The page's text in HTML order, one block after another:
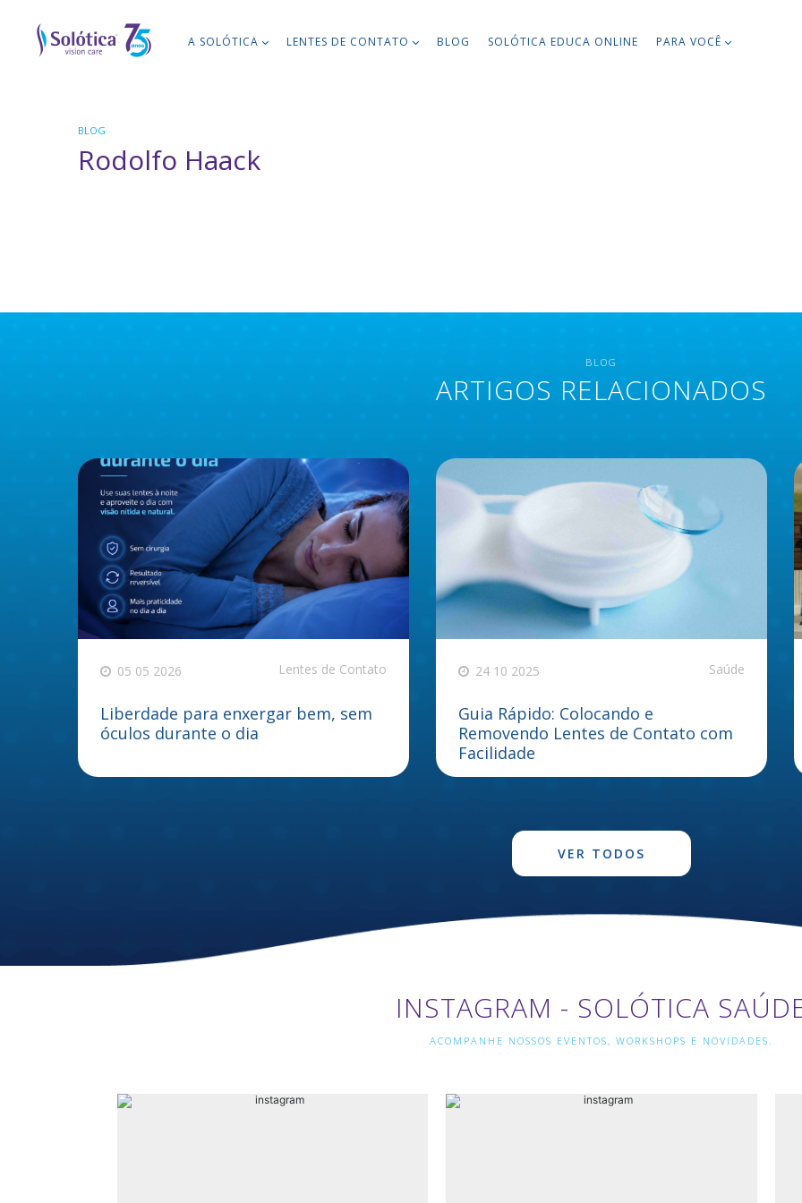
A SOLÓTICA LENTES DE CONTATO BLOG SOLÓTICA EDUCA ONLINE PARA VOCÊ
BLOG
Rodolfo Haack
BLOG
ARTIGOS RELACIONADOS
05 05 2026 Lentes de Contato
Liberdade para enxergar bem, sem
óculos durante o dia
24 10 2025 Saúde
Guia Rápido: Colocando e
Removendo Lentes de Contato com
Facilidade
VER TODOS
INSTAGRAM - SOLÓTICA
ACOMPANHE NOSSOS EVENTOS, WORKSHOPS E NOVIDADES.